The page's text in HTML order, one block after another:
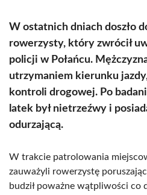
W ostatnich dniach doszło
rowerzysty, który zwrócił
policji w Połańcu.
utrzymaniem kierunku
kontroli drogowej. Po
latek był nietrzeźwy i
odurzającą.
W trakcie patrolowania
zauważyli rowerzystę
budził poważne wątpliwości co